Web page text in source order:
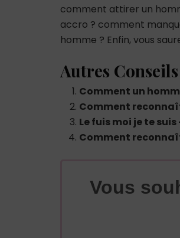
comment attirer un
accro ? comment
homme ? Enfin, vous
Autres
Comment un
Comment
Le fuis moi je te
Comment
Vous